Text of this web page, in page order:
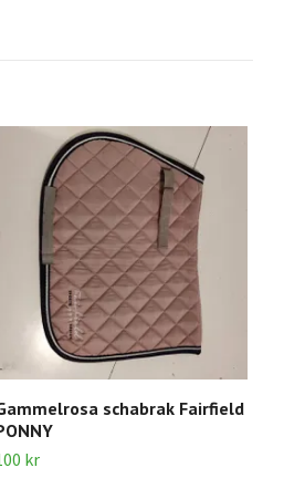
schabrak Fairfield
kr